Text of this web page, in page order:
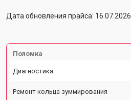
Дата обновления прайса: 16.07.2026
Поломка
Диагностика
Ремонт кольца зуммирования